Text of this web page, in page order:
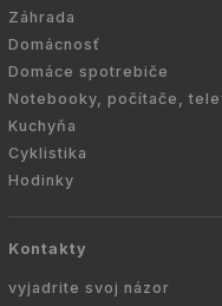
Záhrada
Domácnosť
Domáce spotrebiče
Notebooky, počítače,
Kuchyňa
Cyklistika
Hodinky
Kontakty
vyjadrite svoj názor